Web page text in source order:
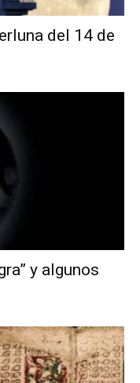
del 14 de
y algunos